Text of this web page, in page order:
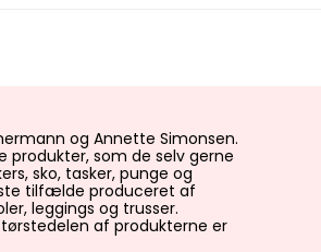
og Annette Simonsen.
produkter, som de selv gerne
sko, tasker, punge og
tilfælde produceret af
leggings og trusser.
af produkterne er